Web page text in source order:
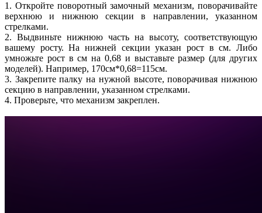
1. Откройте поворотный замочный механизм, поворачивайте
верхнюю и нижнюю секции в направлении, указанном
стрелками.
2. Выдвиньте нижнюю часть на высоту, соответствующую
вашему росту. На нижней секции указан рост в см. Либо
умножьте рост в см на 0,68 и выставьте размер (для других
моделей). Например, 170см*0,68=115см.
3. Закрепите палку на нужной высоте, поворачивая нижнюю
секцию в направлении, указанном стрелками.
4. Проверьте, что механизм закреплен.